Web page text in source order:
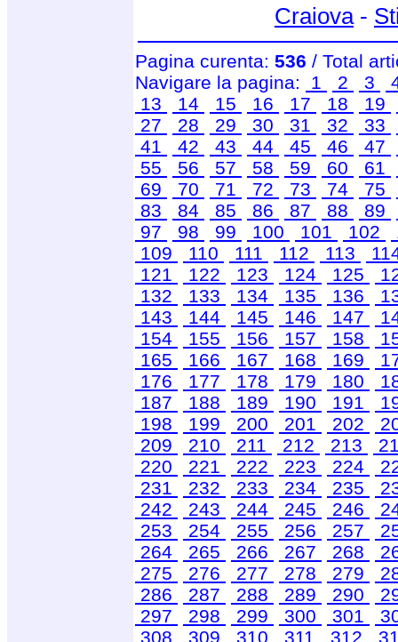
Craiova-
Pagina curenta: 536 / Total
Navigare la pagina:
1 2 3
13
14 15 16 17 18 19
27
28 29 30 31 32 33
41
42 43 44 45 46 47
55
56 57 58 59 60 61
69
70 71 72 73 74 75
83
84 85 86 87 88 89
97
98 99 100 101 102
109
110 111 112 113
121
122 123 124 125
132
133 134 135 136
143
144 145 146 147
154
155 156 157 158
165
166 167 168 169
176
177 178 179 180
187
188 189 190 191
198
199 200 201 202
209
210 211 212 213
220
221 222 223 224
231
232 233 234 235
242
243 244 245 246
253
254 255 256 257
264
265 266 267 268
275
276 277 278 279
286
287 288 289 290
297
298 299 300 301
308
309 310 311 312